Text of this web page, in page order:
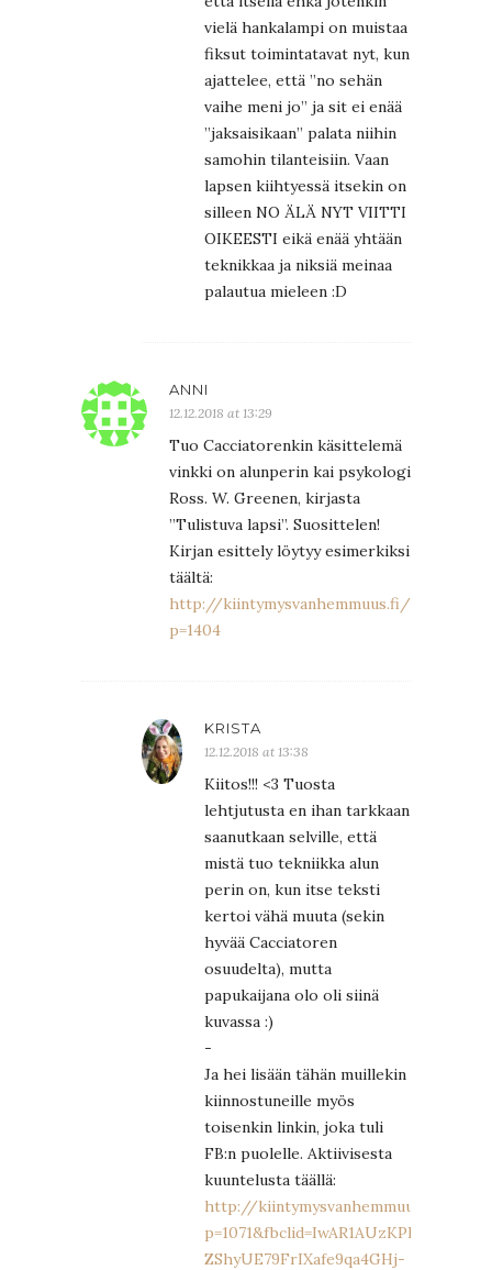
vielä hankalampi on muistaa
fiksut toimintatavat nyt, kun
ajattelee, että ”no sehän
vaihe meni jo” ja sit ei enää
”jaksaisikaan” palata niihin
samohin tilanteisiin. Vaan
lapsen kiihtyessä itsekin on
silleen NO ÄLÄ NYT VIITTI
OIKEESTI eikä enää yhtään
teknikkaa ja niksiä meinaa
palautua mieleen :D
ANNI
12.12.2018 at 13:29
Tuo Cacciatorenkin käsittelemä
vinkki on alunperin kai psykologi
Ross. W. Greenen, kirjasta
”Tulistuva lapsi”. Suosittelen!
Kirjan esittely löytyy esimerkiksi
täältä:
http://kiintymysvanhemmuus.fi/?
p=1404
KRISTA
12.12.2018 at 13:38
Kiitos!!! <3 Tuosta
lehtjutusta en ihan tarkkaan
saanutkaan selville, että
mistä tuo tekniikka alun
perin on, kun itse teksti
kertoi vähä muuta (sekin
hyvää Cacciatoren
osuudelta), mutta
papukaijana olo oli siinä
kuvassa :)
-
Ja hei lisään tähän muillekin
kiinnostuneille myös
toisenkin linkin, joka tuli
FB:n puolelle. Aktiivisesta
kuuntelusta täällä:
http://kiintymysvanhemmuus.fi/?
ZShyUE79FrIXafe9qa4GHj-